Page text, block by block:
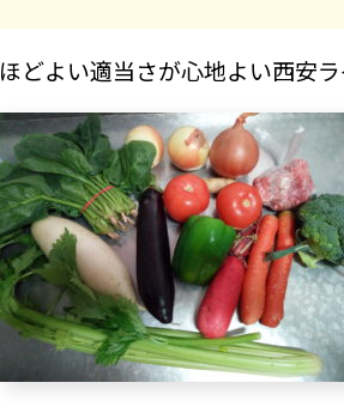
ほどよい適当さが心地よい西安ラ